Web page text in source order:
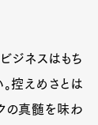
ジネスはもち
控えめさとは
の真髄を味わ